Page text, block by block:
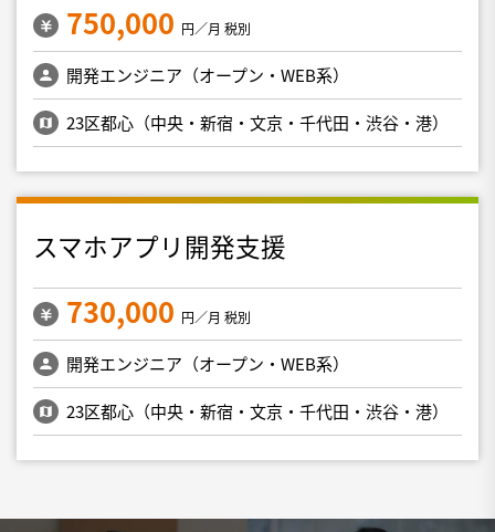
750,000 円／月 税別
開発エンジニア（オープン・WEB系）
23区都心（中央・新宿・文京・千代田・渋谷・港）
スマホアプリ開発支援
730,000 円／月 税別
開発エンジニア（オープン・WEB系）
23区都心（中央・新宿・文京・千代田・渋谷・港）